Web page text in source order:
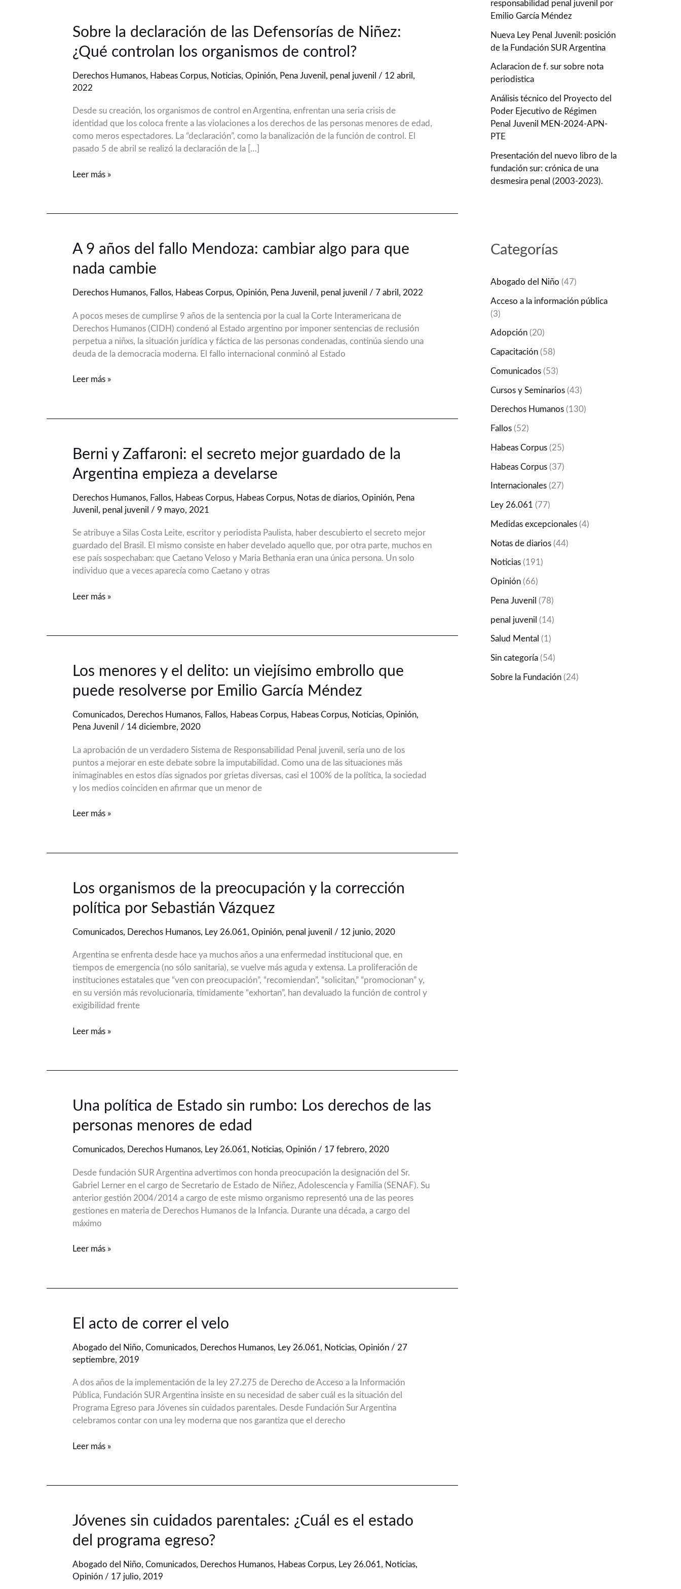
Sobre la declaración de las Defensorías de Niñez:
¿Qué controlan los organismos de control?
Derechos Humanos, Habeas Corpus, Noticias, Opinión, Pena Juvenil , penal juvenil / 12 abril,
2022
Desde su creación, los organismos de control en Argentina, enfrentan una seria crisis de
identidad que los coloca frente a las violaciones a los derechos de las personas menores de edad,
como meros espectadores. La “declaración”, como la banalización de la función de control. El
pasado 5 de abril se realizó la declaración de la […]
Sobre
declaración
las
Defensorías
los
Leer más »
A 9 años del fallo Mendoza: cambiar algo para que
nada cambie
Derechos Humanos, Fallos, Habeas Corpus, Opinión, Pena Juvenil , penal juvenil / 7 abril, 2022
A pocos meses de cumplirse 9 años de la sentencia por la cual la Corte Interamericana de
Derechos Humanos (CIDH) condenó al Estado argentino por imponer sentencias de reclusión
perpetua a niñxs, la situación jurídica y fáctica de las personas condenadas, continúa siendo una
deuda de la democracia moderna. El fallo internacional conminó al Estado
A
años
fallo
cambiar
para
Leer más »
Berni y Zaffaroni: el secreto mejor guardado de la
Argentina empieza a develarse
Derechos Humanos, Fallos, Habeas Corpus, Habeas Corpus, Notas de diarios, Opinión, Pena
Juvenil , penal juvenil / 9 mayo, 2021
Se atribuye a Silas Costa Leite, escritor y periodista Paulista, haber descubierto el secreto mejor
guardado del Brasil. El mismo consiste en haber develado aquello que, por otra parte, muchos en
ese país sospechaban: que Caetano Veloso y Maria Bethania eran una única persona. Un solo
individuo que a veces aparecía como Caetano y otras
Berni
Zaffaroni:
secreto
mejor
la
Argentina
Leer más »
Los menores y el delito: un viejísimo embrollo que
puede resolverse por Emilio García Méndez
Comunicados, Derechos Humanos, Fallos, Habeas Corpus, Habeas Corpus, Noticias, Opinión,
Pena Juvenil / 14 diciembre, 2020
La aprobación de un verdadero Sistema de Responsabilidad Penal juvenil, sería uno de los
puntos a mejorar en este debate sobre la imputabilidad. Como una de las situaciones más
inimaginables en estos días signados por grietas diversas, casi el 100% de la política, la sociedad
y los medios coinciden en afirmar que un menor de
Los
y
delito:
un
embrollo
que
puede
resolverse
Leer más »
Los organismos de la preocupación y la corrección
política por Sebastián Vázquez
Comunicados, Derechos Humanos, Ley 26.061, Opinión, penal juvenil / 12 junio, 2020
Argentina se enfrenta desde hace ya muchos años a una enfermedad institucional que, en
tiempos de emergencia (no sólo sanitaria), se vuelve más aguda y extensa. La proliferación de
instituciones estatales que “ven con preocupación”, “recomiendan”, “solicitan,” “promocionan” y,
en su versión más revolucionaria, tímidamente “exhortan”, han devaluado la función de control y
exigibilidad frente
Los
organismos
de
preocupación
corrección
Sebastián
Leer más »
Una política de Estado sin rumbo: Los derechos de las
personas menores de edad
Comunicados, Derechos Humanos, Ley 26.061, Noticias, Opinión / 17 febrero, 2020
Desde fundación SUR Argentina advertimos con honda preocupación la designación del Sr.
Gabriel Lerner en el cargo de Secretario de Estado de Niñez, Adolescencia y Familia (SENAF). Su
anterior gestión 2004/2014 a cargo de este mismo organismo representó una de las peores
gestiones en materia de Derechos Humanos de la Infancia. Durante una década, a cargo del
máximo
Una
de
sin
Los
derechos
de
las
personas
de
Leer más »
El acto de correr el velo
Abogado del Niño, Comunicados, Derechos Humanos, Ley 26.061, Noticias, Opinión / 27
septiembre, 2019
A dos años de la implementación de la ley 27.275 de Derecho de Acceso a la Información
Pública, Fundación SUR Argentina insiste en su necesidad de saber cuál es la situación del
Programa Egreso para Jóvenes sin cuidados parentales. Desde Fundación Sur Argentina
celebramos contar con una ley moderna que nos garantiza que el derecho
El
de
correr
velo
Leer más »
Jóvenes sin cuidados parentales: ¿Cuál es el estado
del programa egreso?
Abogado del Niño, Comunicados, Derechos Humanos, Habeas Corpus, Ley 26.061, Noticias,
Opinión / 17 julio, 2019
Jóvenes
cuidados
¿Cuál
es
responsabilidad penal juvenil por
Emilio García Méndez
Nueva Ley Penal Juvenil: posición
de la Fundación SUR Argentina
Aclaracion de f. sur sobre nota
periodistica
Análisis técnico del Proyecto del
Poder Ejecutivo de Régimen
Penal Juvenil MEN-2024-APN-
PTE
Presentación del nuevo libro de la
fundación sur: crónica de una
desmesira penal (2003-2023).
Categorías
Abogado del Niño (47)
Acceso a la información pública
(3)
Adopción (20)
Capacitación (58)
Comunicados (53)
Cursos y Seminarios (43)
Derechos Humanos (130)
Fallos (52)
Habeas Corpus (25)
Habeas Corpus (37)
Internacionales (27)
Ley 26.061 (77)
Medidas excepcionales (4)
Notas de diarios (44)
Noticias (191)
Opinión (66)
Pena Juvenil (78)
penal juvenil (14)
Salud Mental (1)
Sin categoría (54)
Sobre la Fundación (24)